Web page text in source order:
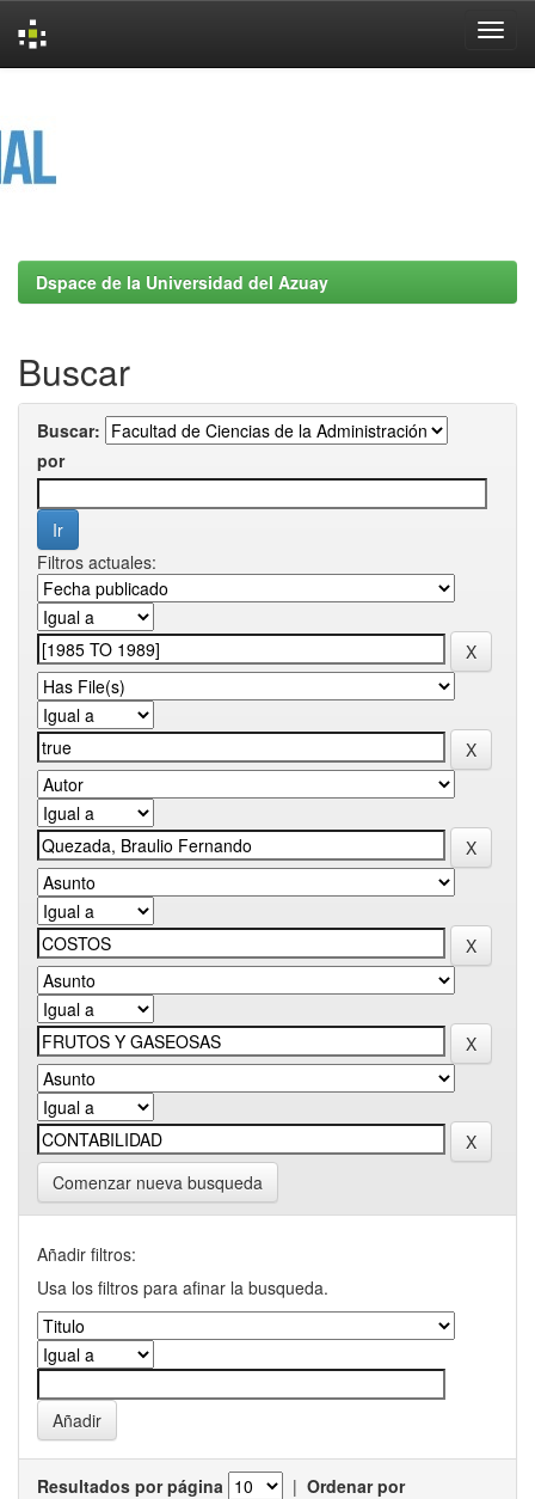
Dspace de la Universidad del Azuay
Buscar
Buscar:
por
Filtros actuales:
Comenzar nueva busqueda
Añadir filtros:
Usa los filtros para afinar la busqueda.
Resultados por página | Ordenar por